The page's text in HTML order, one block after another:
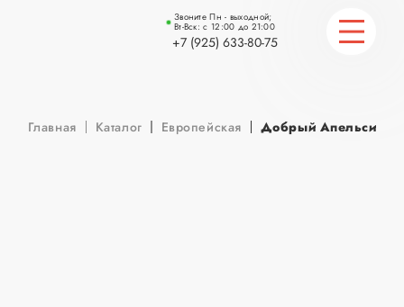
Звоните Пн - выходной;
Вт-Вск: с 12:00 до 21:00
+7 (925) 633-80-75
Главная Каталог Европейская Добрый Апельсин